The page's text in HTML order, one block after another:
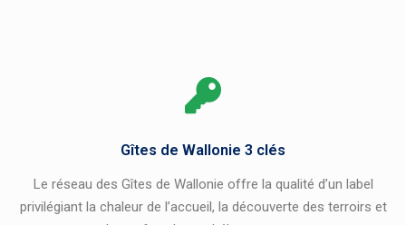
Gîtes de Wallonie 3 clés
Le réseau des Gîtes de Wallonie offre la qualité d’un label
privilégiant la chaleur de l’accueil, la découverte des terroirs et